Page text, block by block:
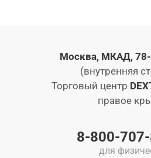
Москва, МКАД, 78-
(внутренняя
Торговый центр
правое
8-800-
для